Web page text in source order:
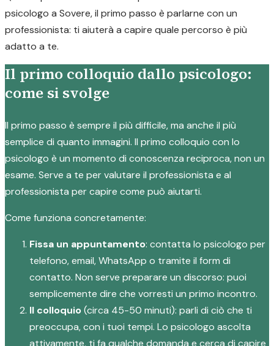
psicologo a Sovere, il primo passo è parlarne con un
professionista: ti aiuterà a capire quale percorso è più
adatto a te.
Il primo colloquio dallo psicologo:
come si svolge
Il primo passo è sempre il più difficile, ma anche il più
semplice di quanto immagini. Il primo colloquio con lo
psicologo è un momento di conoscenza reciproca, non un
esame. Serve a te per valutare il professionista e al
professionista per capire come può aiutarti.
Come funziona concretamente:
Fissa un appuntamento: contatta lo psicologo per
telefono, email, WhatsApp o tramite il form di
contatto. Non serve preparare un discorso: puoi
semplicemente dire che vorresti un primo incontro.
Il colloquio(circa 45-50 minuti): parli di ciò che ti
preoccupa, con i tuoi tempi. Lo psicologo ascolta
attivamente, ti fa qualche domanda e cerca di capire